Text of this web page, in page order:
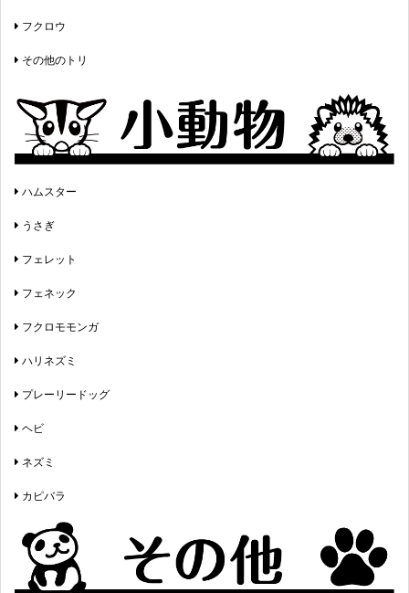
フクロウ
その他のトリ
ハムスター
うさぎ
フェレット
フェネック
フクロモモンガ
ハリネズミ
プレーリードッグ
ヘビ
ネズミ
カピバラ